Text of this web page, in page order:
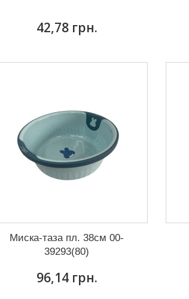
42,78 грн.
Миска-таза пл. 38см 00-
39293(80)
96,14 грн.